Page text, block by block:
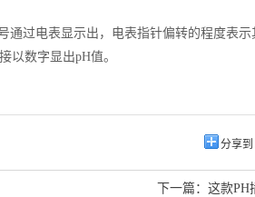
过电表显示出，电表指针偏转的程度表示
以数字显出pH值。
分享到
下一篇： 这款PH